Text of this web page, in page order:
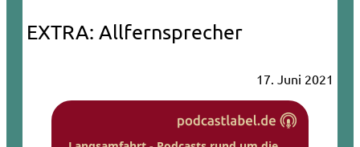
EXTRA: Allfernsprecher
17. Juni 2021